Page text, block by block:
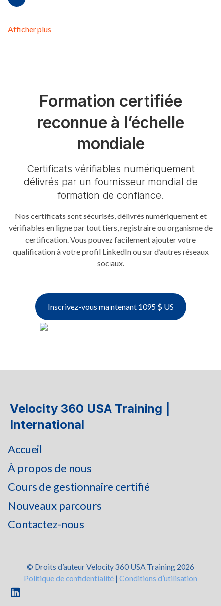
Afficher plus
Formation certifiée
reconnue à l’échelle
mondiale
Certificats vérifiables numériquement
délivrés par un fournisseur mondial de
formation de confiance.
Nos certificats sont sécurisés, délivrés numériquement et
vérifiables en ligne par tout tiers, registraire ou organisme de
certification. Vous pouvez facilement ajouter votre
qualification à votre profil LinkedIn ou sur d’autres réseaux
sociaux.
Inscrivez-vous maintenant 1095 $ US
Velocity 360 USA Training |
International
Accueil
À propos de nous
Cours de gestionnaire certifié
Nouveaux parcours
Contactez-nous
© Droits d’auteur Velocity 360 USA Training 2026
Politique de confidentialité | Conditions d’utilisation